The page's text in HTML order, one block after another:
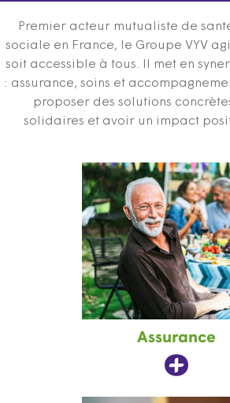
Premier acteur mutualiste de
sociale en France, le Groupe VYV
soit accessible à tous. Il met en
: assurance, soins et
proposer des solutions
solidaires et avoir un impact
Assurance